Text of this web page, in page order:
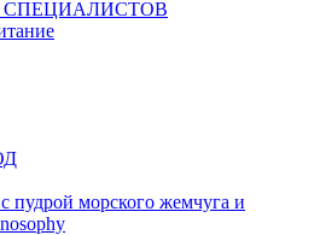
СПЕЦИАЛИСТОВ
пудрой морского жемчуга и